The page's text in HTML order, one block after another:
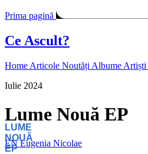
Prima pagină
Ce Ascult?
Home Articole Noutăți Albume Artiști
Iulie 2024
Lume Nouă EP
LUME
NOUĂ
EP
ENEugenia Nicolae